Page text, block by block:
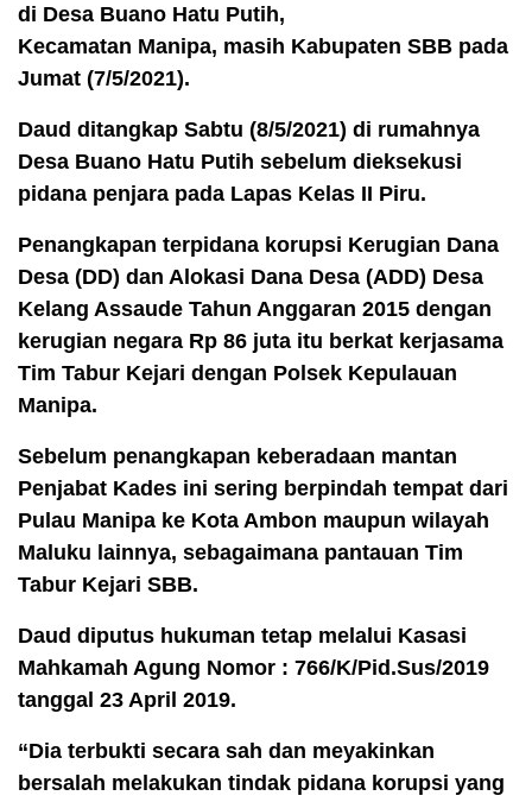
di Desa Buano Hatu Putih,
Kecamatan Manipa, masih Kabupaten SBB pada
Jumat (7/5/2021).
Daud ditangkap Sabtu (8/5/2021) di rumahnya
Desa Buano Hatu Putih sebelum dieksekusi
pidana penjara pada Lapas Kelas II Piru.
Penangkapan terpidana korupsi Kerugian Dana
Desa (DD) dan Alokasi Dana Desa (ADD) Desa
Kelang Assaude Tahun Anggaran 2015 dengan
kerugian negara Rp 86 juta itu berkat kerjasama
Tim Tabur Kejari dengan Polsek Kepulauan
Manipa.
Sebelum penangkapan keberadaan mantan
Penjabat Kades ini sering berpindah tempat dari
Pulau Manipa ke Kota Ambon maupun wilayah
Maluku lainnya, sebagaimana pantauan Tim
Tabur Kejari SBB.
Daud diputus hukuman tetap melalui Kasasi
Mahkamah Agung Nomor : 766/K/Pid.Sus/2019
tanggal 23 April 2019.
“Dia terbukti secara sah dan meyakinkan
bersalah melakukan tindak pidana korupsi yang